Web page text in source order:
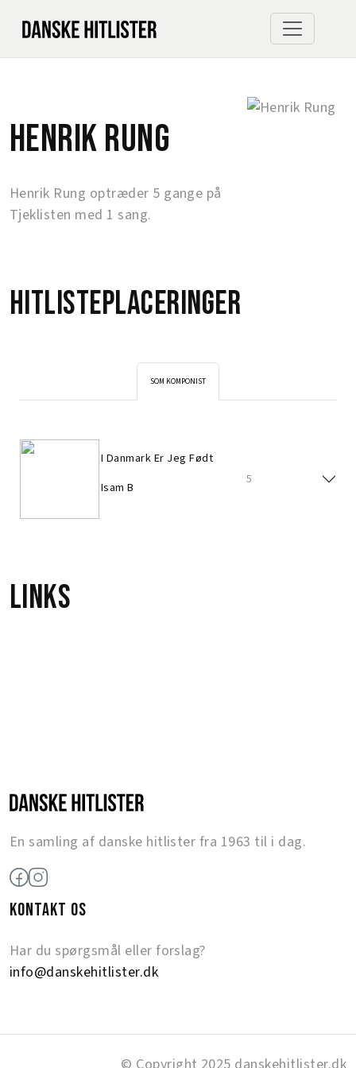
Henrik Rung
Henrik Rung optræder 5 gange på
Tjeklisten med 1 sang.
Hitlisteplaceringer
SOM KOMPONIST
I Danmark Er Jeg Født
Isam B
5
Links
En samling af danske hitlister fra 1963 til i dag.
KONTAKT OS
Har du spørgsmål eller forslag?
info@danskehitlister.dk